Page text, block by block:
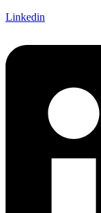
Linkedin